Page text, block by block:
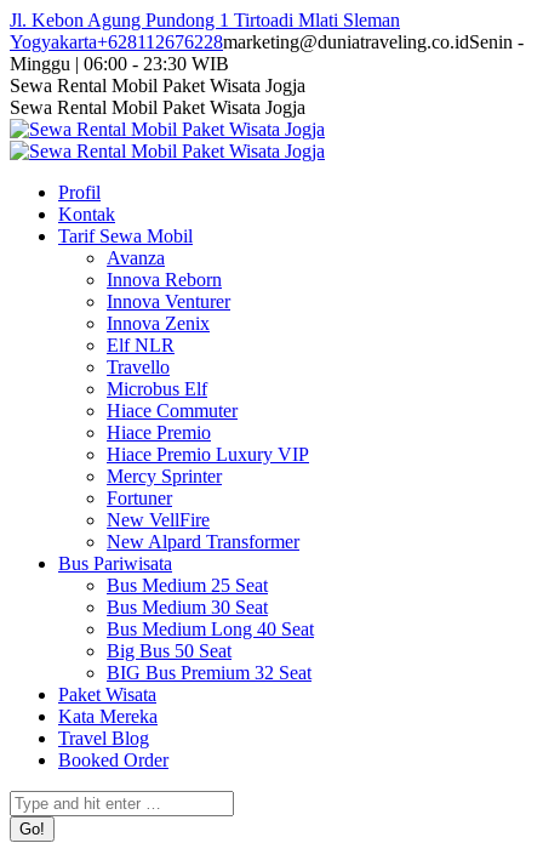
Skip
to
content
Jl. Kebon Agung Pundong 1 Tirtoadi Mlati Sleman
Yogyakarta+628112676228marketing@duniatraveling.co.idSenin -
Minggu | 06:00 - 23:30 WIB
Facebook
page
opens
in
window
Twitter
page
opens
in
window
Instagram
page
opens
in
window
YouTube
page
opens
in
window
Sewa Rental Mobil Paket Wisata Jogja
Sewa Rental Mobil Paket Wisata Jogja
Profil
Kontak
Tarif Sewa Mobil
Avanza
Innova Reborn
Innova Venturer
Innova Zenix
Elf NLR
Travello
Microbus Elf
Hiace Commuter
Hiace Premio
Hiace Premio Luxury VIP
Mercy Sprinter
Fortuner
New VellFire
New Alpard Transformer
Bus Pariwisata
Bus Medium 25 Seat
Bus Medium 30 Seat
Bus Medium Long 40 Seat
Big Bus 50 Seat
BIG Bus Premium 32 Seat
Paket Wisata
Kata Mereka
Travel Blog
Booked Order
Search: